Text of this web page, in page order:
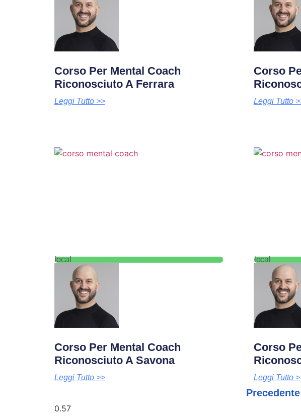
Corso Per Mental Coach
Riconosciuto A Ferrara
Leggi Tutto >>
Corso
Leggi Tutto
local
Corso Per Mental Coach
Riconosciuto A Savona
Leggi Tutto >>
local
Corso
Leggi Tutto
Precedente